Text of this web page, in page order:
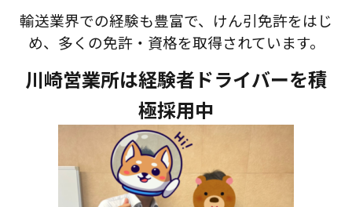
輸送業界での経験も豊富で、けん引免許をはじ
め、多くの免許・資格を取得されています。
川崎営業所は経験者ドライバーを積
極採用中